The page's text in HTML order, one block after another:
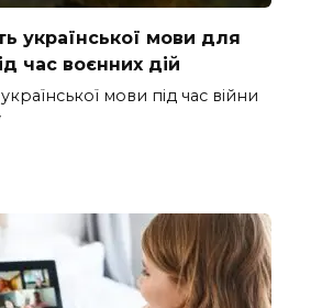
української мови для
час воєнних дій
мови під час війни